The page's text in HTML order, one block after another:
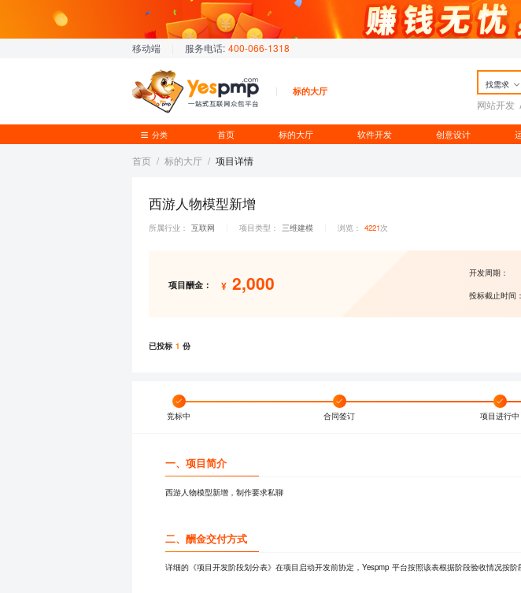
移动端 服务电话: 400-066-1318
标的大厅
找需求
网站开发
分类 首页 标的大厅 软件开发 创意设计
首页 / 标的大厅 / 项目详情
西游人物模型新增
所属行业： 互联网 项目类型： 三维建模 浏览： 4221次
项目酬金： ¥2,000 开发周期：
投标截止时间：
已投标 1 份
竞标中 合同签订 项目进行中
一、项目简介
西游人物模型新增，制作要求私聊
二、酬金交付方式
详细的《项目开发阶段划分表》在项目启动开发前协定，Yespmp 平台按照该表根据阶段验收情况按阶